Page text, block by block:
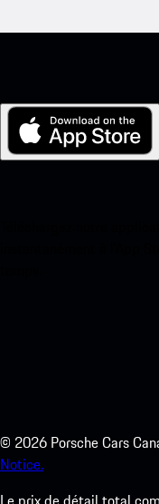
© 2026 Porsche Cars
Notice.